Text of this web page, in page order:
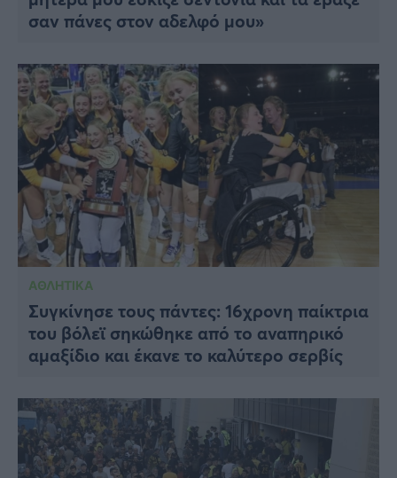
σαν πάνες στον αδελφό μου»
ΑΘΛΗΤΙΚΑ
Συγκίνησε τους πάντες: 16χρονη παίκτρια
του βόλεϊ σηκώθηκε από το αναπηρικό
αμαξίδιο και έκανε το καλύτερο σερβίς